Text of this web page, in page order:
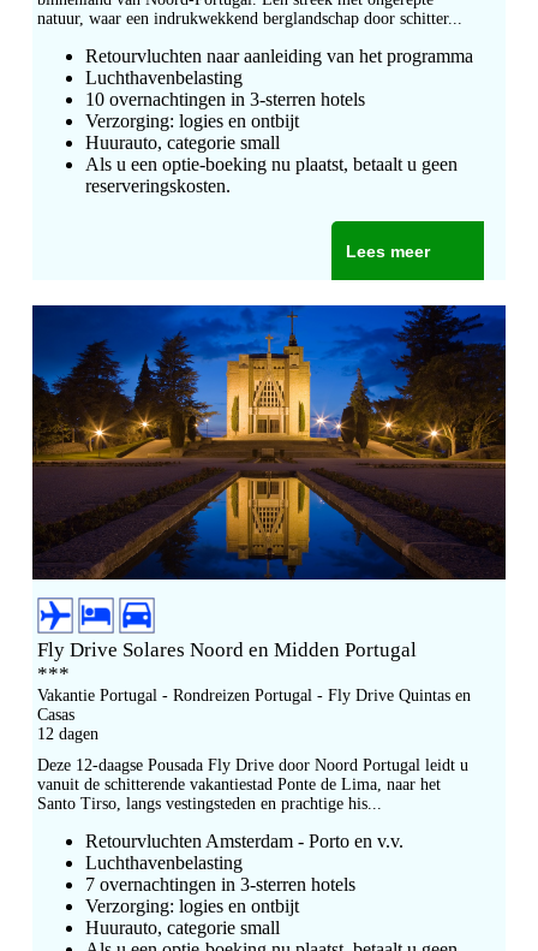
natuur, waar een indrukwekkend berglandschap door schitter...
Retourvluchten naar aanleiding van het programma
Luchthavenbelasting
10 overnachtingen in 3-sterren hotels
Verzorging: logies en ontbijt
Huurauto, categorie small
Als u een optie-boeking nu plaatst, betaalt u geen
reserveringskosten.
Lees meer
Fly Drive Solares Noord en Midden Portugal
***
Vakantie Portugal - Rondreizen Portugal - Fly Drive Quintas en
Casas
12 dagen
Deze 12-daagse Pousada Fly Drive door Noord Portugal leidt u
vanuit de schitterende vakantiestad Ponte de Lima, naar het
Santo Tirso, langs vestingsteden en prachtige his...
Retourvluchten Amsterdam - Porto en v.v.
Luchthavenbelasting
7 overnachtingen in 3-sterren hotels
Verzorging: logies en ontbijt
Huurauto, categorie small